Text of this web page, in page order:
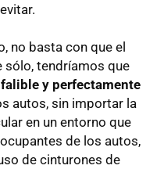
no basta con que el
sólo, tendríamos que
y perfectamente
autos, sin importar la
en un entorno que
de los autos,
de cinturones de